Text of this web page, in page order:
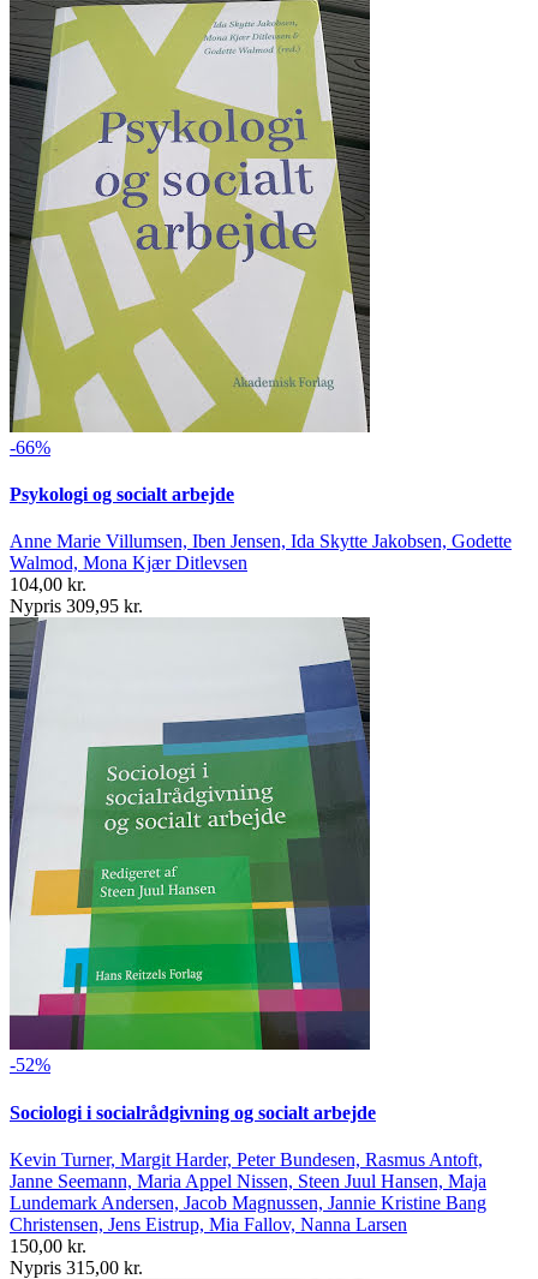
-66%
Psykologi og socialt arbejde
Anne Marie Villumsen, Iben Jensen, Ida Skytte Jakobsen, Godette
Walmod, Mona Kjær Ditlevsen
104,00 kr.
Nypris 309,95 kr.
-52%
Sociologi i socialrådgivning og socialt arbejde
Kevin Turner, Margit Harder, Peter Bundesen, Rasmus Antoft,
Janne Seemann, Maria Appel Nissen, Steen Juul Hansen, Maja
Lundemark Andersen, Jacob Magnussen, Jannie Kristine Bang
Christensen, Jens Eistrup, Mia Fallov, Nanna Larsen
150,00 kr.
Nypris 315,00 kr.